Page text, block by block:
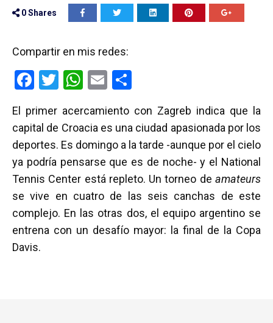
0Shares
Compartir en mis redes:
F
ce
b
o
o
k
T
tt
er
W
at
s
A
p
p
E
ail m
p
ar
tir
El primer acercamiento con Zagreb indica que la
capital de Croacia es una ciudad apasionada por los
deportes. Es domingo a la tarde -aunque por el cielo
ya podría pensarse que es de noche- y el National
Tennis Center está repleto. Un torneo de amateurs
se vive en cuatro de las seis canchas de este
complejo. En las otras dos, el equipo argentino se
entrena con un desafío mayor: la final de la Copa
Davis.